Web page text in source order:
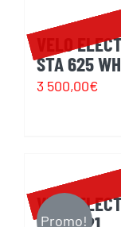
VELO
STA 625
3 500,00€
Promo!
VELO